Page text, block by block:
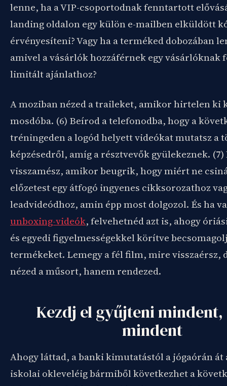
lenne, ha a VIP-csoportodnak fenntartott
landing oldalon egy külön e-mailben elküldött
érvényesíteni? Vagy ha a terméked dobozában
amivel a vásárlók hozzáférnek egy
limitált ajánlathoz?
A moziban nézed a traileket, amikor hirtelen ki
mosdóba. (6) Beírod a telefonodba, hogy a
tréningeden a logód helyett videókat mutatsz a
képzésedről, amíg a résztvevők gyülekeznek.
visszamész, amikor beugrik, hogy miért ne
előzetest egy átfogó ingyenes cikksorozathoz
leadvideódhoz, amin épp most dolgozol. És ha
unboxing-videók, felvehetnéd azt is, ahogy
és egyedi figyelmességekkel körítve
termékeket. Lemegy a fél film, mire visszaérsz,
nézed a műsort, hanem rendezed.
Kezdj el gyűjteni
mindent
Ahogy láttad, a banki kimutatástól a jógaórán át
iskolai okleveléig bármiből következhet a